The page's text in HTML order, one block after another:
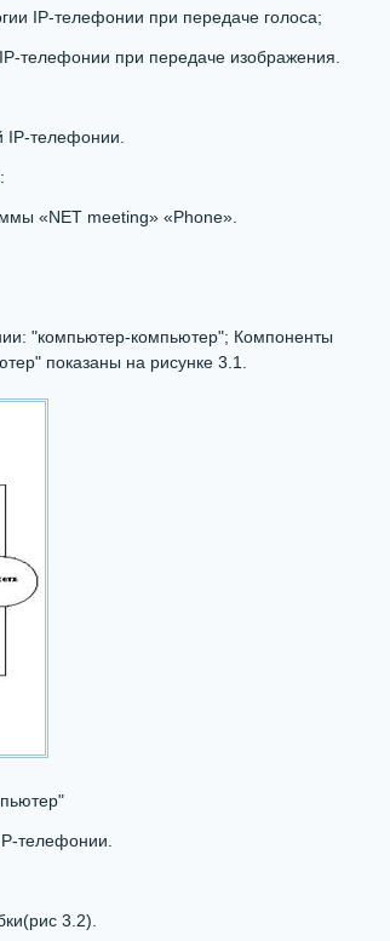
IP-телефонии при передаче голоса;
телефонии при передаче изображения.
IP-телефонии.
«NET meeting» «Phone».
"компьютер-компьютер"; Компоненты
показаны на рисунке 3.1.
телефонии.
3.2).